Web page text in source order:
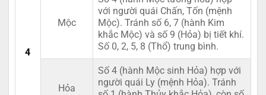
4
Mộc
với người quái Chấn, Tốn (mệnh
Mộc). Tránh số 6, 7 (hành Kim
khắc Mộc) và số 9 (Hỏa) bị tiết khí.
Số 0, 2, 5, 8 (Thổ) trung bình.
Hỏa
Số 4 (hành Mộc sinh Hỏa) hợp với
người quái Ly (mệnh Hỏa). Tránh